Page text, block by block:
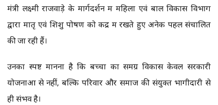
मंत्री लक्ष्मी राजवाड़े के मार्गदर्शन में महिला एवं बाल विकास विभाग
द्वारा मातृ एवं शिशु पोषण को केंद्र में रखते हुए अनेक पहलें संचालित
की जा रही हैं।
उनका स्पष्ट मानना है कि बच्चों का समग्र विकास केवल सरकारी
योजनाओं से नहीं, बल्कि परिवार और समाज की संयुक्त भागीदारी से
ही संभव है।